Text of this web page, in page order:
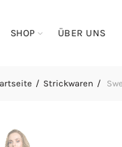
SHOP ÜBER UNS
Strickwaren